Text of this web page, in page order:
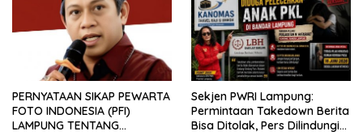
PERNYATAAN SIKAP PEWARTA
FOTO INDONESIA (PFI)
LAMPUNG TENTANG
Sekjen PWRI Lampung:
Permintaan Takedown Berita
Bisa Ditolak, Pers Dilindungi